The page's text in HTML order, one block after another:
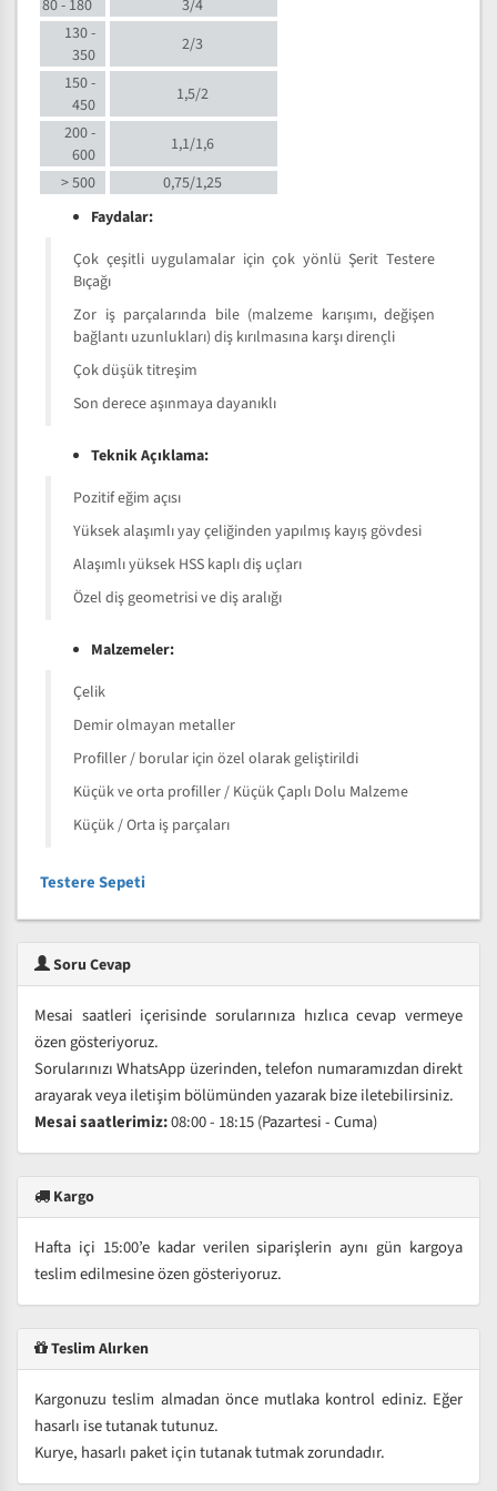
80 - 180
3/4
130 -
350
2/3
150 -
450
1,5/2
200 -
600
1,1/1,6
> 500
0,75/1,25
Faydalar:
Çok çeşitli uygulamalar için çok yönlü Şerit Testere
Bıçağı
Zor iş parçalarında bile (malzeme karışımı, değişen
bağlantı uzunlukları) diş kırılmasına karşı dirençli
Çok düşük titreşim
Son derece aşınmaya dayanıklı
Teknik Açıklama:
Pozitif eğim açısı
Yüksek alaşımlı yay çeliğinden yapılmış kayış gövdesi
Alaşımlı yüksek HSS kaplı diş uçları
Özel diş geometrisi ve diş aralığı
Malzemeler:
Çelik
Demir olmayan metaller
Profiller / borular için özel olarak geliştirildi
Küçük ve orta profiller / Küçük Çaplı Dolu Malzeme
Küçük / Orta iş parçaları
Testere Sepeti
Soru Cevap
Mesai saatleri içerisinde sorularınıza hızlıca cevap vermeye
özen gösteriyoruz.
Sorularınızı WhatsApp üzerinden, telefon numaramızdan direkt
arayarak veya iletişim bölümünden yazarak bize iletebilirsiniz.
Mesai saatlerimiz:08:00 - 18:15 (Pazartesi - Cuma)
Kargo
Hafta içi 15:00’e kadar verilen siparişlerin aynı gün kargoya
teslim edilmesine özen gösteriyoruz.
Teslim Alırken
Kargonuzu teslim almadan önce mutlaka kontrol ediniz. Eğer
hasarlı ise tutanak tutunuz.
Kurye, hasarlı paket için tutanak tutmak zorundadır.